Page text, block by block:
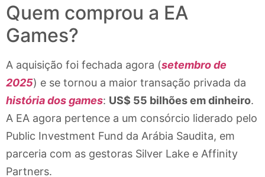
Quem comprou a EA
Games?
A aquisição foi fechada agora (setembro de
2025) e se tornou a maior transação privada da
história dos games: US$ 55 bilhões em dinheiro.
A EA agora pertence a um consórcio liderado pelo
Public Investment Fund da Arábia Saudita, em
parceria com as gestoras Silver Lake e Affinity
Partners.